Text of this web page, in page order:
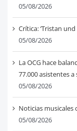
05/08/2026
Crítica: ‘Tristan
05/08/2026
La OCG hace
77.000 asistentes
05/08/2026
Noticias musicales
05/08/2026